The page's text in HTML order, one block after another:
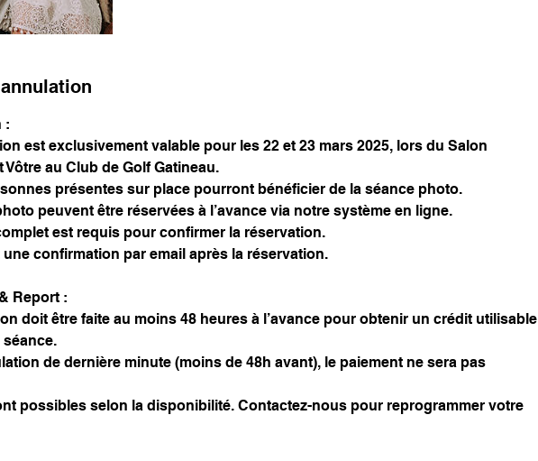
:
est exclusivement valable pour les 22 et 23 mars 2025, lors du Salon
Vôtre au Club de Golf Gatineau.
présentes sur place pourront bénéficier de la séance photo.
peuvent être réservées à l’avance via notre système en ligne.
est requis pour confirmer la réservation.
une confirmation par email après la réservation.
Report :
doit être faite au moins 48 heures à l’avance pour obtenir un crédit utilisable
de dernière minute (moins de 48h avant), le paiement ne sera pas
possibles selon la disponibilité. Contactez-nous pour reprogrammer votre